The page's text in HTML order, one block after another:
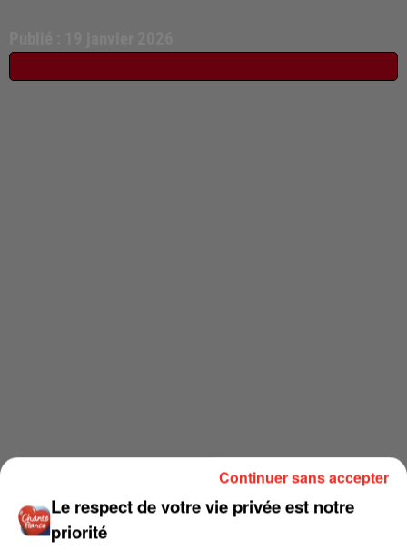
Le respect de votre vie privée est notre
priorité
Continuer sans accepter